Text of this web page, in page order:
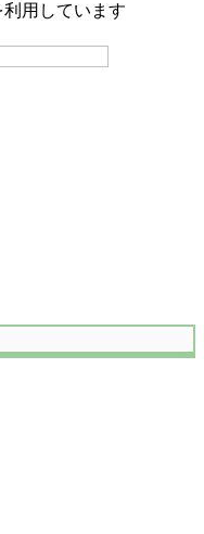
用しています